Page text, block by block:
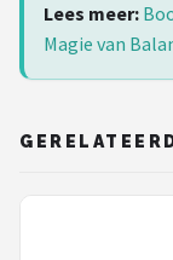
Lees meer:
Magie van